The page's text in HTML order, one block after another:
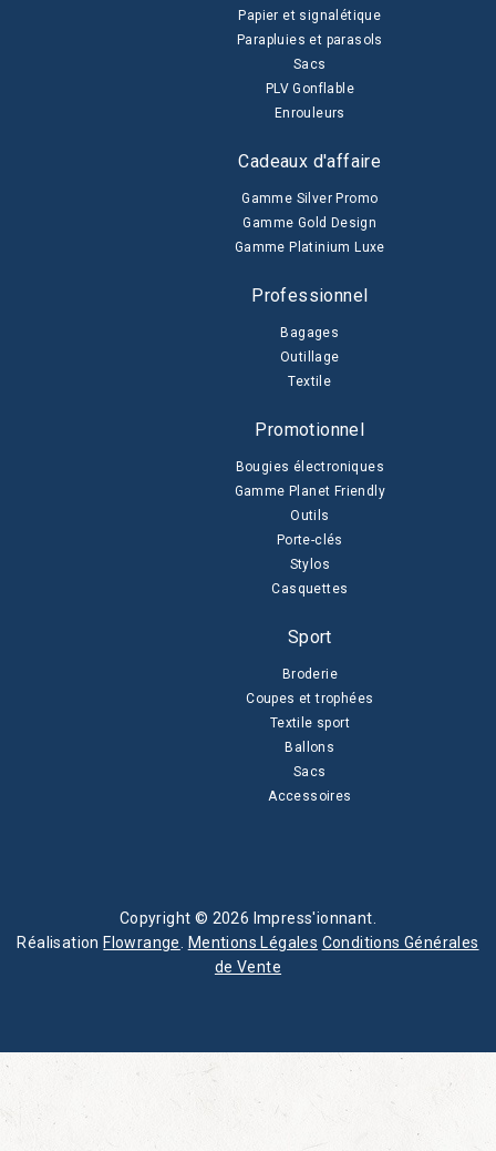
Papier et signalétique
Parapluies et parasols
Sacs
PLV Gonflable
Enrouleurs
Cadeaux d'affaire
Gamme Silver Promo
Gamme Gold Design
Gamme Platinium Luxe
Professionnel
Bagages
Outillage
Textile
Promotionnel
Bougies électroniques
Gamme Planet Friendly
Outils
Porte-clés
Stylos
Casquettes
Sport
Broderie
Coupes et trophées
Textile sport
Ballons
Sacs
Accessoires
Copyright © 2026 Impress'ionnant.
RéalisationFlowrange Mentions Légales Conditions Générales
de Vente